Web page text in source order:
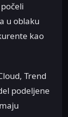
u oblaku
kao
Trend
podeljene